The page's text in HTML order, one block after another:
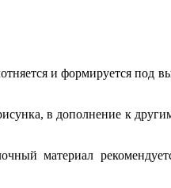
и формируется под
в дополнение к
материал